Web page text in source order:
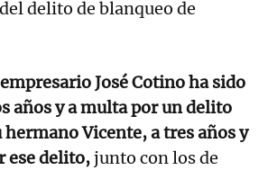
delito de blanqueo de
José Cotino ha sido
años y a multa por un delito
hermano Vicente, a tres años y
ese delito,junto con los de